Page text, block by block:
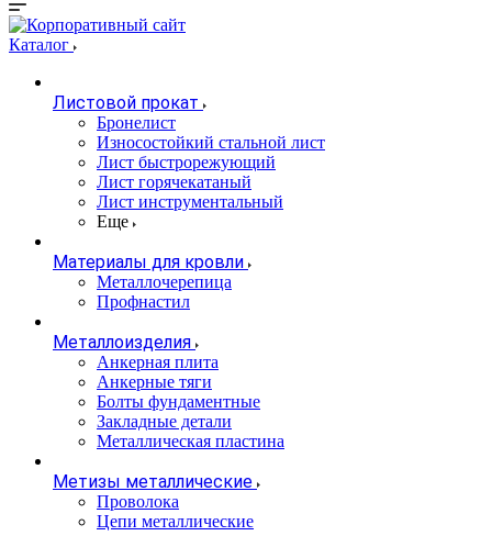
Каталог
Листовой прокат
Бронелист
Износостойкий стальной лист
Лист быстрорежующий
Лист горячекатаный
Лист инструментальный
Еще
Материалы для кровли
Металлочерепица
Профнастил
Металлоизделия
Анкерная плита
Анкерные тяги
Болты фундаментные
Закладные детали
Металлическая пластина
Метизы металлические
Проволока
Цепи металлические